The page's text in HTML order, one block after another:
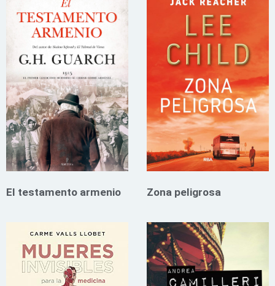
El testamento armenio Zona peligrosa